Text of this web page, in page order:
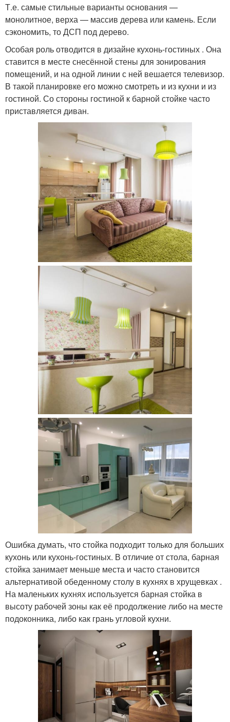
Т.е. самые стильные варианты основания —
монолитное, верха — массив дерева или камень. Если
сэкономить, то ДСП под дерево.
Особая роль отводится в дизайне кухонь-гостиных . Она
ставится в месте снесённой стены для зонирования
помещений, и на одной линии с ней вешается телевизор.
В такой планировке его можно смотреть и из кухни и из
гостиной. Со стороны гостиной к барной стойке часто
приставляется диван.
Ошибка думать, что стойка подходит только для больших
кухонь или кухонь-гостиных. В отличие от стола, барная
стойка занимает меньше места и часто становится
альтернативой обеденному столу в кухнях в хрущевках .
На маленьких кухнях используется барная стойка в
высоту рабочей зоны как её продолжение либо на месте
подоконника, либо как грань угловой кухни.